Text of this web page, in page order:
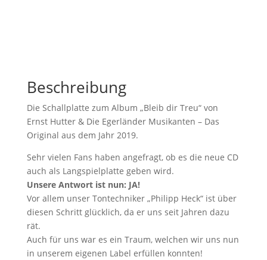
Beschreibung
Die Schallplatte zum Album „Bleib dir Treu“ von
Ernst Hutter & Die Egerländer Musikanten – Das
Original aus dem Jahr 2019.
Sehr vielen Fans haben angefragt, ob es die neue CD
auch als Langspielplatte geben wird.
Unsere Antwort ist nun: JA!
Vor allem unser Tontechniker „Philipp Heck“ ist über
diesen Schritt glücklich, da er uns seit Jahren dazu
rät.
Auch für uns war es ein Traum, welchen wir uns nun
in unserem eigenen Label erfüllen konnten!